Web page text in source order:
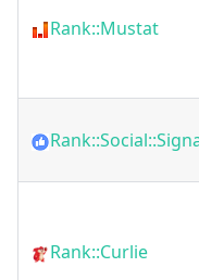
Rank::Mustat
Rank::Curlie